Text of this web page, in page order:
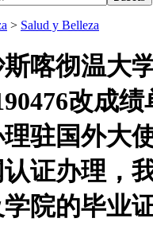
> Salud y Belleza
喀彻温大
改成
驻国外大
证办理，
院的毕业